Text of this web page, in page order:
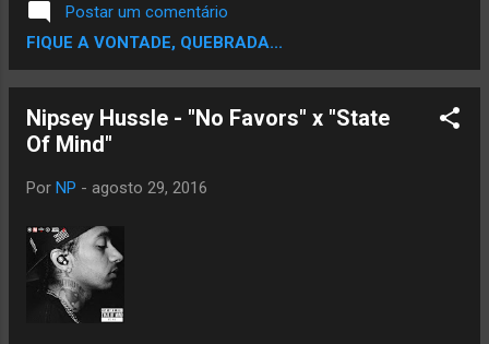
Postar um comentário
FIQUE A VONTADE, QUEBRADA...
Nipsey Hussle - "No Favors" x "State
Of Mind"
Por NP - agosto 29, 2016